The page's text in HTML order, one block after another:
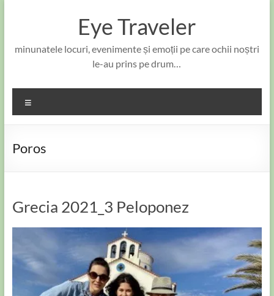
Eye Traveler
minunatele locuri, evenimente și emoții pe care ochii noștri
le-au prins pe drum…
Poros
Grecia 2021_3 Peloponez